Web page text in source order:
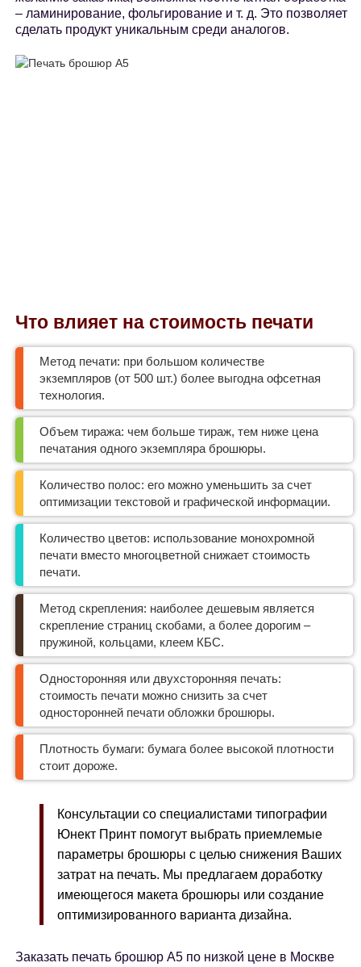
– ламинирование, фольгирование и т. д. Это позволяет
сделать продукт уникальным среди аналогов.
Что влияет на стоимость печати
Метод печати: при большом количестве
экземпляров (от 500 шт.) более выгодна офсетная
технология.
Объем тиража: чем больше тираж, тем ниже цена
печатания одного экземпляра брошюры.
Количество полос: его можно уменьшить за счет
оптимизации текстовой и графической информации.
Количество цветов: использование монохромной
печати вместо многоцветной снижает стоимость
печати.
Метод скрепления: наиболее дешевым является
скрепление страниц скобами, а более дорогим –
пружиной, кольцами, клеем КБС.
Односторонняя или двухсторонняя печать:
стоимость печати можно снизить за счет
односторонней печати обложки брошюры.
Плотность бумаги: бумага более высокой плотности
стоит дороже.
Консультации со специалистами типографии
Юнект Принт помогут выбрать приемлемые
параметры брошюры с целью снижения Ваших
затрат на печать. Мы предлагаем доработку
имеющегося макета брошюры или создание
оптимизированного варианта дизайна.
Заказать печать брошюр А5 по низкой цене в Москве